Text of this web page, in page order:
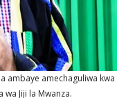
ambaye amechaguliwa kwa
Jiji la Mwanza.